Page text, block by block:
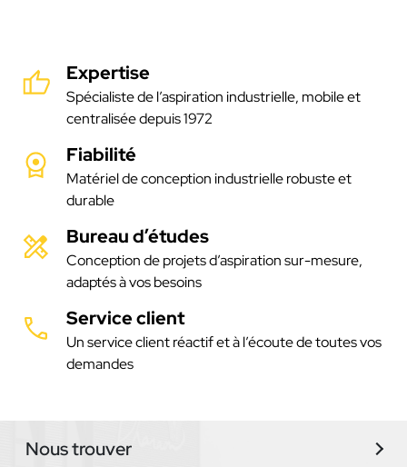
Expertise
Spécialiste de l’aspiration industrielle, mobile et
centralisée depuis 1972
Fiabilité
Matériel de conception industrielle robuste et
durable
Bureau d’études
Conception de projets d’aspiration sur-mesure,
adaptés à vos besoins
Service client
Un service client réactif et à l’écoute de toutes vos
demandes
Nous trouver